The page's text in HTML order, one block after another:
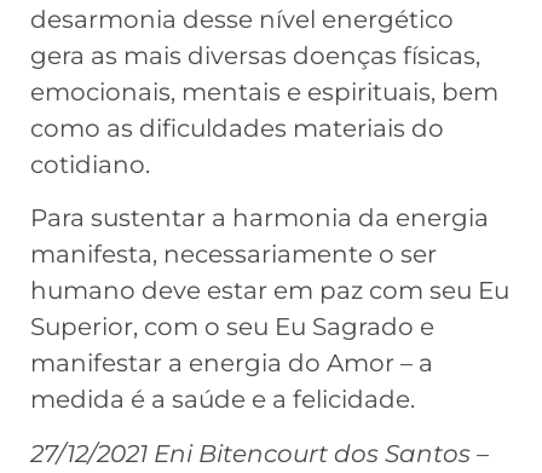
desarmonia desse nível energético
gera as mais diversas doenças físicas,
emocionais, mentais e espirituais, bem
como as dificuldades materiais do
cotidiano.
Para sustentar a harmonia da energia
manifesta, necessariamente o ser
humano deve estar em paz com seu Eu
Superior, com o seu Eu Sagrado e
manifestar a energia do Amor – a
medida é a saúde e a felicidade.
27/12/2021 Eni Bitencourt dos Santos –